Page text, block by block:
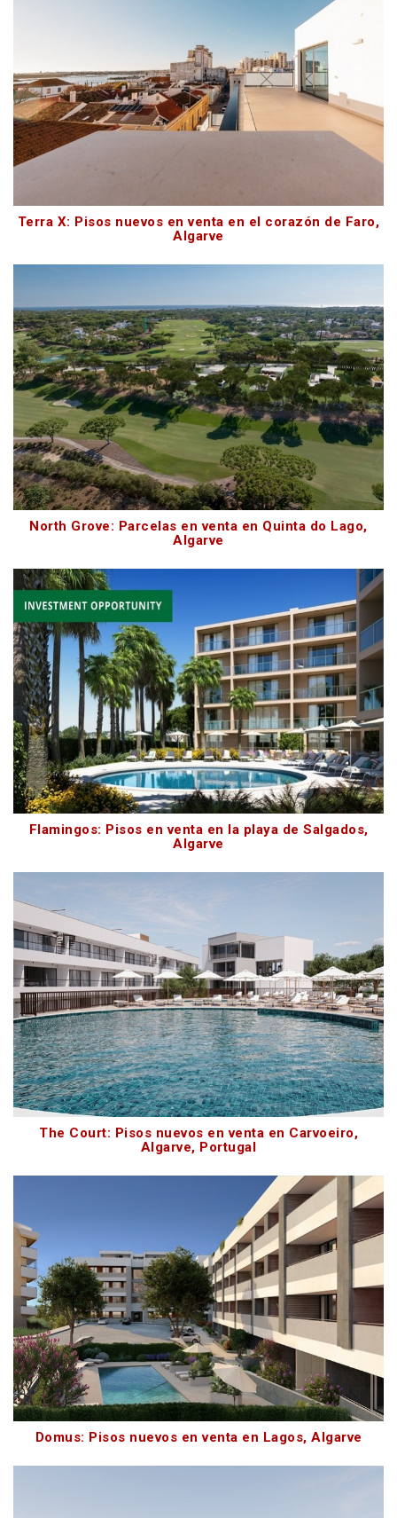
Terra X: Pisos nuevos en venta en el corazón de Faro,
Algarve
North Grove: Parcelas en venta en Quinta do Lago,
Algarve
Flamingos: Pisos en venta en la playa de Salgados,
Algarve
The Court: Pisos nuevos en venta en Carvoeiro,
Algarve, Portugal
Domus: Pisos nuevos en venta en Lagos, Algarve